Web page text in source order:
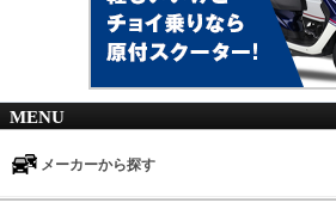
MENU
メーカーから探す